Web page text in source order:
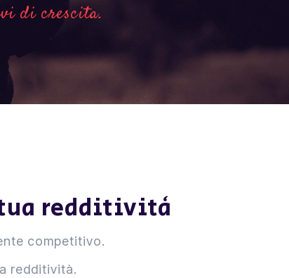
di crescita.
redditività
competitivo.
redditività.